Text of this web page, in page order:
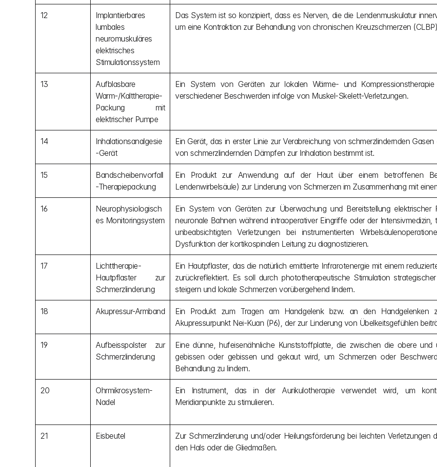
12
Implantierbares
lumbales
neuromuskuläres
elektrisches
Stimulationssystem
Das System ist so konzipiert, dass es Nerven, die die Lendenmuskulatur
um eine Kontraktion zur Behandlung von chronischen Kreuzschmerzen
13
Aufblasbare
Warm-/Kalttherapie-
Packung mit
elektrischer Pumpe
Ein System von Geräten zur lokalen Wärme- und
verschiedener Beschwerden infolge von Muskel-Skelett-Verletzungen.
14
Inhalationsanalgesie
-Gerät
Ein Gerät, das in erster Linie zur Verabreichung von schmerzlindernden
von schmerzlindernden Dämpfen zur Inhalation bestimmt ist.
15
Bandscheibenvorfall
-Therapiepackung
Ein Produkt zur Anwendung auf der Haut über einem betroffenen
Lendenwirbelsäule) zur Linderung von Schmerzen im Zusammenhang mit
16
Neurophysiologisch
es Monitoringsystem
Ein System von Geräten zur Überwachung und Bereitstellung elektrischer
neuronale Bahnen während intraoperativer Eingriffe oder der
unbeabsichtigten Verletzungen bei instrumentierten
Dysfunktion der kortikospinalen Leitung zu diagnostizieren.
17
Lichttherapie-
Hautpflaster zur
Schmerzlinderung
Ein Hautpflaster, das die natürlich emittierte Infrarotenergie mit einem
zurückreflektiert. Es soll durch phototherapeutische Stimulation
steigern und lokale Schmerzen vorübergehend lindern.
18 Akupressur-Armband
Ein Produkt zum Tragen am Handgelenk bzw. an den
Akupressurpunkt Nei-Kuan (P6), der zur Linderung von Übelkeitsgefühlen
19
Aufbeisspolster zur
Schmerzlinderung
Eine dünne, hufeisenähnliche Kunststoffplatte, die zwischen die obere
gebissen oder gebissen und gekaut wird, um Schmerzen oder
Behandlung zu lindern.
20
Ohrmikrosystem-
Nadel
Ein Instrument, das in der Aurikulotherapie verwendet wird, um
Meridianpunkte zu stimulieren.
21 Eisbeutel
Zur Schmerzlinderung und/oder Heilungsförderung bei leichten
den Hals oder die Gliedmaßen.